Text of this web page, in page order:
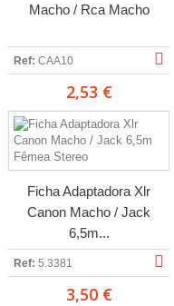
Macho / Rca Macho
Ref: CAA10
2,53 €
Ficha Adaptadora Xlr
Canon Macho / Jack
6,5m...
Ref: 5.3381
3,50 €